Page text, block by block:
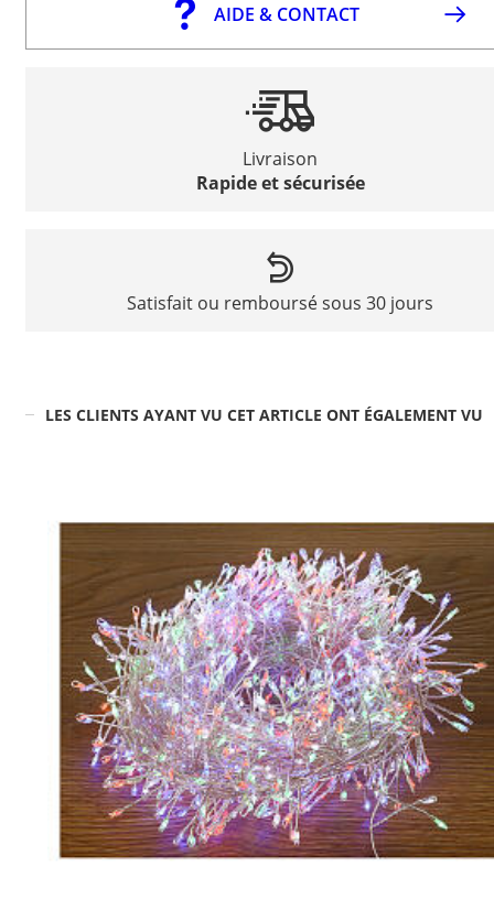
AIDE & CONTACT
Livraison
Rapide et sécurisée
Satisfait ou remboursé sous 30 jours
LES CLIENTS AYANT VU CET ARTICLE ONT ÉGALEMENT VU